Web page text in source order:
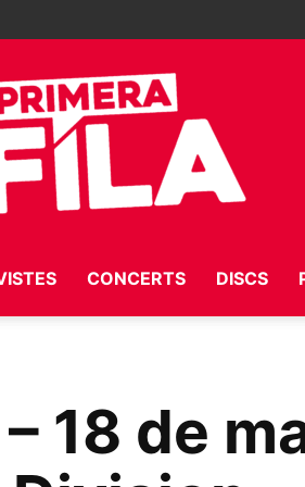
Fila
CONCERTS DISCS
18 de